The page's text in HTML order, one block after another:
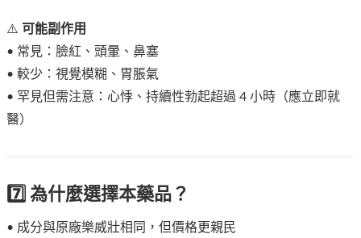
⚠️ 可能副作用
• 常見：臉紅、頭暈、鼻塞
• 較少：視覺模糊、胃脹氣
• 罕見但需注意：心悸、持續性勃起超過 4 小時（應立即就
醫）
7️⃣ 為什麼選擇本藥品？
• 成分與原廠樂威壯相同，但價格更親民